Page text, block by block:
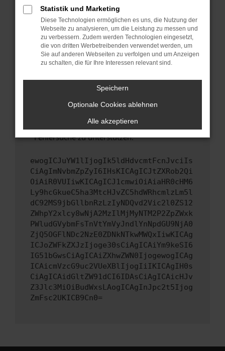
Betriebssystem auf dem neuesten Stand
sind.
Veraltete Software birgt nicht nur ein
Sicherheitsrisiko, sondern kann auch dazu
führen, dass bestimmte Funktionen nicht mehr
unterstützt werden.
Wende dich an den Webseitenbetreiber.
Wenn du alle oben genannten Schritte versucht
hast, kontaktiere uns bitte. Wir werden
uns diesen Text schicken, um uns bei der
Fehlersuche zu unterstützen:
ewogICJuYW1lIjogIk5ldHdvcmtFcnJvciIs
CiAgImNvbmZpZyI6IHsKICAgICJtZXRob2Qi
OiAiR0VUIiwKICAgICJ1cmwiOiAiaHR0cHM6
Ly9hcGkueC5ha3MtcHJvZC5hdWRhcmlzLm5l
dC92MS9jbGllbnRzLzIyNDQvd2Vic2l0ZS12
ZWhpY2xlcy8wNjA2MzIlMjMyNTM2P2ZpZWxk
PWludGVybmFsTnVtYmVyJndlYnNpdGU9NjA0
ZjQ5OGFlNDc2NzE0ZDNkNTkwMWQxIiwKICAg
ICJoZWFkZXJzIjoge30sCiAgICAiYm9keSI6
IG51bGwsCiAgICAiZXhwZWN0IjogewogICAg
ICAicmVzcG9uc2VUeXBlIjogIiIKICAgIH0s
CiAgICAidGltZW91dCI6IDAsCiAgICAicHJv
Z3Jlc3MiOiBudWxsLAogICAgInJpc2t5Ijog
ZmFsc2UKICB9Cn0=
Statistik und Marketing
Diese Technologien ermöglichen es uns, die Nutzung der
Webseite zu analysieren, um die Leistung zu messen und
zu verbessern. Zudem werden Technologien eingesetzt,
die von dritten Werbetreibenden verwendet werden, um
Sie auf anderen Webseiten zu verfolgen und um Anzeigen
zu schalten, die für Ihre Interessen relevant sind.
Speichern
Optionale Cookies ablehnen
Alle akzeptieren